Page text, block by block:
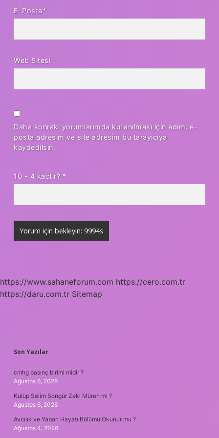
E-Posta*
Web Sitesi
Daha sonraki yorumlarımda kullanılması için adım, e-
posta adresim ve site adresim bu tarayıcıya
kaydedilsin.
10 - 4 kaçtır? *
https://www.sahaneforum.com https://cero.com.tr
https://daru.com.tr Sitemap
SIDEBAR
Son Yazılar
cmhg basınç birimi midir ?
Ağustos 6, 2026
Kulüp Selim Songür Zeki Müren mi ?
Ağustos 6, 2026
Avcılık ve Yaban Hayatı Bölümü Okunur mu ?
Ağustos 4, 2026